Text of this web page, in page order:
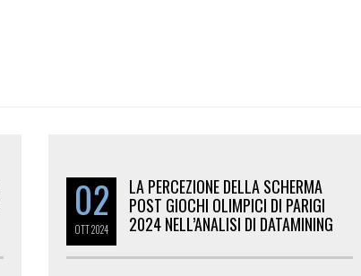
02
OTT2024
LA PERCEZIONE DELLA SCHERMA
POST GIOCHI OLIMPICI DI PARIGI
2024 NELL’ANALISI DI DATAMINING